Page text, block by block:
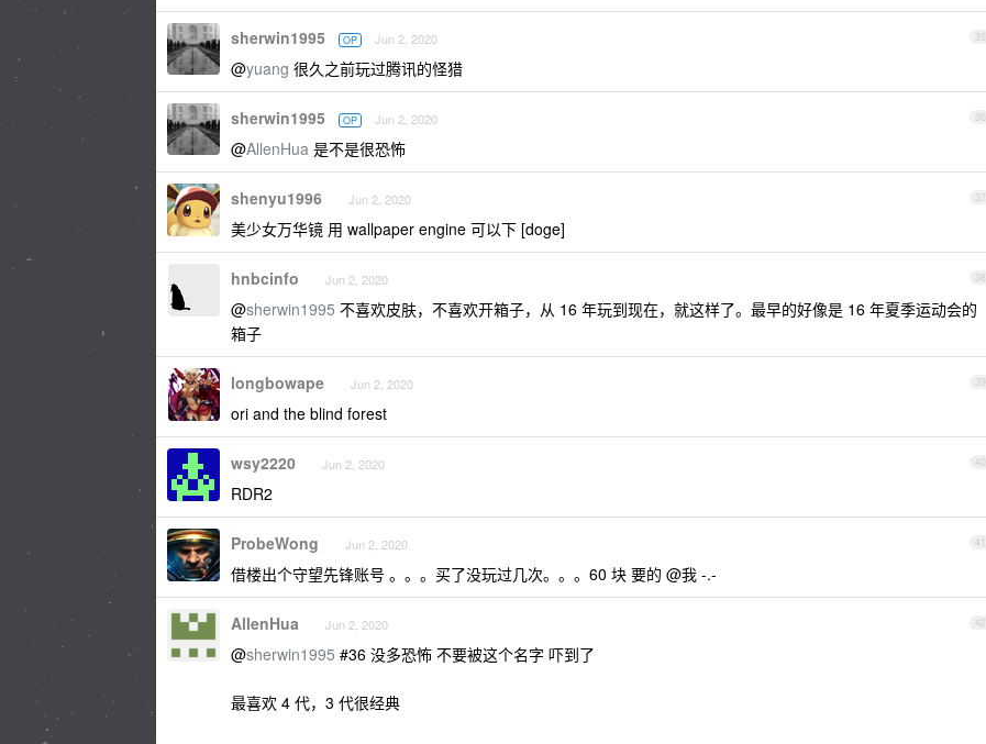
35
sherwin1995 OP Jun 2, 2020
@yuang 很久之前玩过腾讯的怪猎
36
sherwin1995 OP Jun 2, 2020
@AllenHua 是不是很恐怖
37
shenyu1996 Jun 2, 2020
美少女万华镜 用 wallpaper engine 可以下 [doge]
38
hnbcinfo Jun 2, 2020
@sherwin1995 不喜欢皮肤，不喜欢开箱子，从 16 年玩到现在，就这样了。最早的好像是 16 年夏季运动会的
箱子
39
longbowape Jun 2, 2020
ori and the blind forest
40
wsy2220 Jun 2, 2020
RDR2
41
ProbeWong Jun 2, 2020
借楼出个守望先锋账号 。。。买了没玩过几次。。。60 块 要的 @我 -.-
42
AllenHua Jun 2, 2020
@sherwin1995 #36 没多恐怖 不要被这个名字 吓到了
最喜欢 4 代，3 代很经典